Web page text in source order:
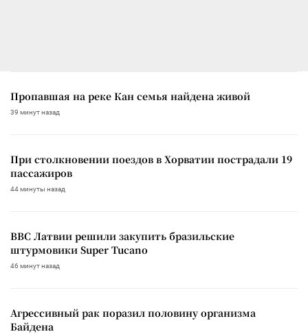
Пропавшая на реке Кан семья найдена живой
39 минут назад
При столкновении поездов в Хорватии пострадали 19
пассажиров
44 минуты назад
ВВС Латвии решили закупить бразильские
штурмовики Super Tucano
46 минут назад
Агрессивный рак поразил половину организма
Байдена